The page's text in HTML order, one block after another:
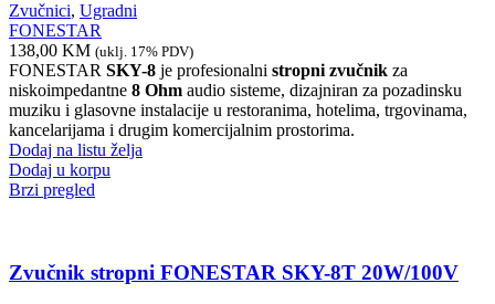
Zvučnici, Ugradni
FONESTAR
138,00 KM (uklj. 17% PDV)
FONESTAR SKY-8 je profesionalni stropni zvučnik za
niskoimpedantne 8 Ohm audio sisteme, dizajniran za pozadinsku
muziku i glasovne instalacije u restoranima, hotelima, trgovinama,
kancelarijama i drugim komercijalnim prostorima.
Dodaj na listu želja
Dodaj u korpu
Brzi pregled
Zvučnik stropni FONESTAR SKY-8T 20W/100V